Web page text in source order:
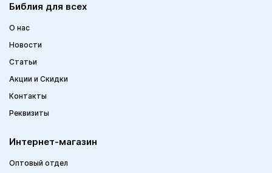
Библия для всех
О нас
Новости
Статьи
Акции и Скидки
Контакты
Реквизиты
Интернет-магазин
Оптовый отдел